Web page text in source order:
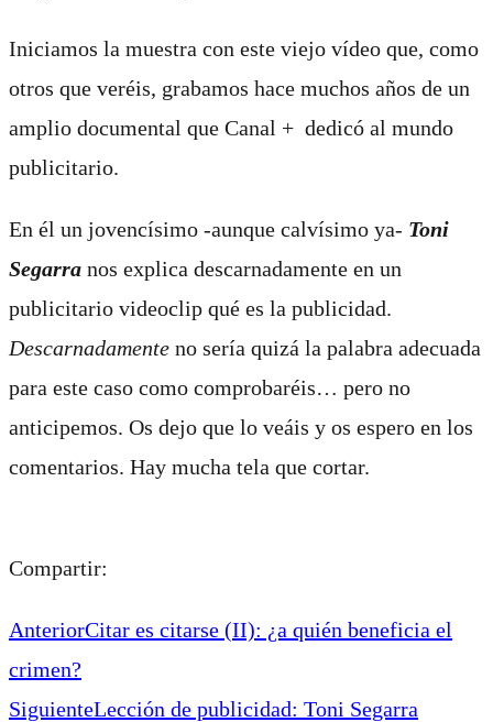
Iniciamos la muestra con este viejo vídeo que, como
otros que veréis, grabamos hace muchos años de un
amplio documental que Canal + dedicó al mundo
publicitario.
En él un jovencísimo -aunque calvísimo ya- Toni
Segarra nos explica descarnadamente en un
publicitario videoclip qué es la publicidad.
Descarnadamente no sería quizá la palabra adecuada
para este caso como comprobaréis… pero no
anticipemos. Os dejo que lo veáis y os espero en los
comentarios. Hay mucha tela que cortar.
Compartir:
AnteriorCitar es citarse (II): ¿a quién beneficia el
crimen?
SiguienteLección de publicidad: Toni Segarra